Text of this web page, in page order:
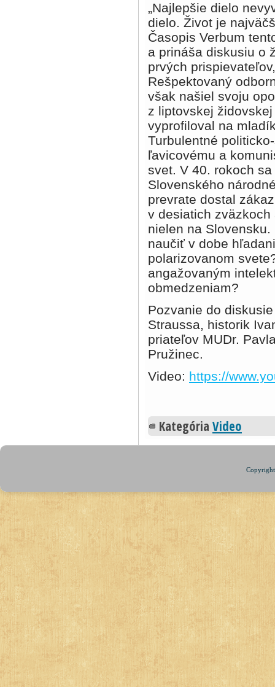
„Najlepšie dielo
dielo. Život je
Časopis Verbum
a prináša diskusiu o
prvých
Rešpektovaný
však našiel svoju
z liptovskej
vyprofiloval na
Turbulentné
ľavicovému a
svet. V 40. rokoch
Slovenského
prevrate dostal
v desiatich
nielen na
naučiť v dobe
polarizovanom
angažovaným
obmedzeniam?
Pozvanie do
Straussa, historik
priateľov MUDr.
Pružinec.
Video: https://
Kategória Video